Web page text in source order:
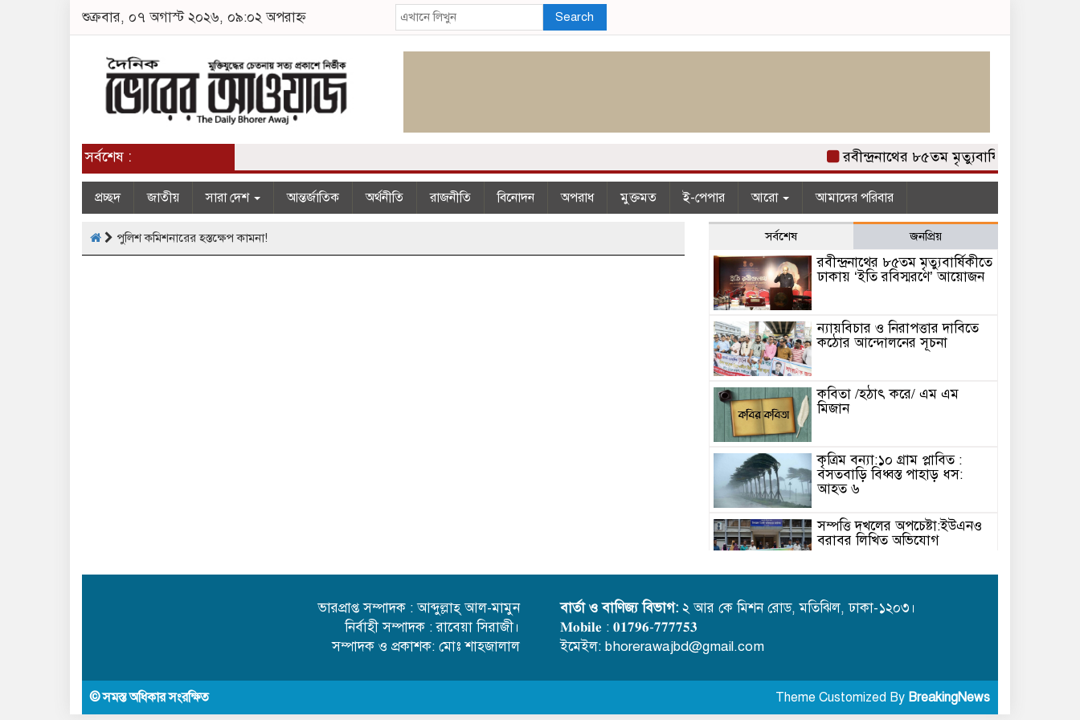
শুক্রবার, ০৭ অগাস্ট ২০২৬, ০৯:০২ অপরাহ্ন Search
সর্বশেষ : রবীন্দ্রনাথের ৮৫তম মৃত্যুবার্ষিকীতে ঢাকায়
প্রচ্ছদ জাতীয় সারা দেশ আন্তর্জাতিক অর্থনীতি রাজনীতি বিনোদন অপরাধ মুক্তমত ই-পেপার আরো আমাদের পরিবার
পুলিশ কমিশনারের হস্তক্ষেপ কামনা! সর্বশেষ জনপ্রিয়
রবীন্দ্রনাথের ৮৫তম মৃত্যুবার্ষিকীতে
ঢাকায় ‘ইতি রবিস্মরণে’ আয়োজন
ন্যায়বিচার ও নিরাপত্তার দাবিতে
কঠোর আন্দোলনের সূচনা
কবিতা /হঠাৎ করে/ এম এম
মিজান
কৃত্রিম বন্যা:১০ গ্রাম প্লাবিত :
বসতবাড়ি বিধ্বস্ত পাহাড় ধস:
আহত ৬
সম্পত্তি দখলের অপচেষ্টা:ইউএনও
বরাবর লিখিত অভিযোগ
মৃত্যু
ভারপ্রাপ্ত সম্পাদক : আব্দুল্লাহ্ আল-মামুন
নির্বাহী সম্পাদক : রাবেয়া সিরাজী।
সম্পাদক ও প্রকাশক: মোঃ শাহজালাল
বার্তা ও বাণিজ্য বিভাগ: ২ আর কে মিশন রোড, মতিঝিল, ঢাকা-১২০৩।
𝐌𝐨𝐛𝐢𝐥𝐞 : 𝟎𝟏𝟕𝟗𝟔-𝟕𝟕𝟕𝟕𝟓𝟑
ইমেইল: bhorerawajbd@gmail.com
© সমস্ত অধিকার সংরক্ষিত Theme Customized By BreakingNews